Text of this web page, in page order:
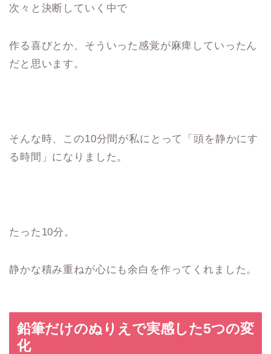
次々と決断していく中で
作る喜びとか、そういった感覚が麻痺していったん
だと思います。
そんな時、この10分間が私にとって「頭を静かにす
る時間」になりました。
たった10分。
静かな積み重ねが心にも余白を作ってくれました。
鉛筆だけのぬりえで実感した5つの変
化